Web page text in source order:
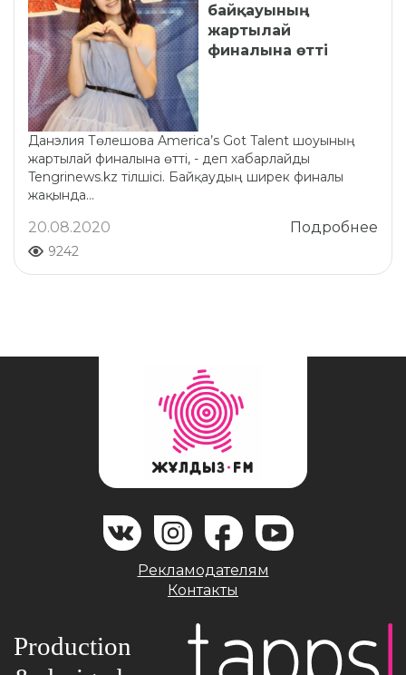
байқауының
жартылай
финалына өтті
Данэлия Төлешова America’s Got Talent шоуының
жартылай финалына өтті, - деп хабарлайды
Tengrinews.kz тілшісі. Байқаудың ширек финалы
жақында...
Подробнее
20.08.2020
9242
Рекламодателям
Контакты